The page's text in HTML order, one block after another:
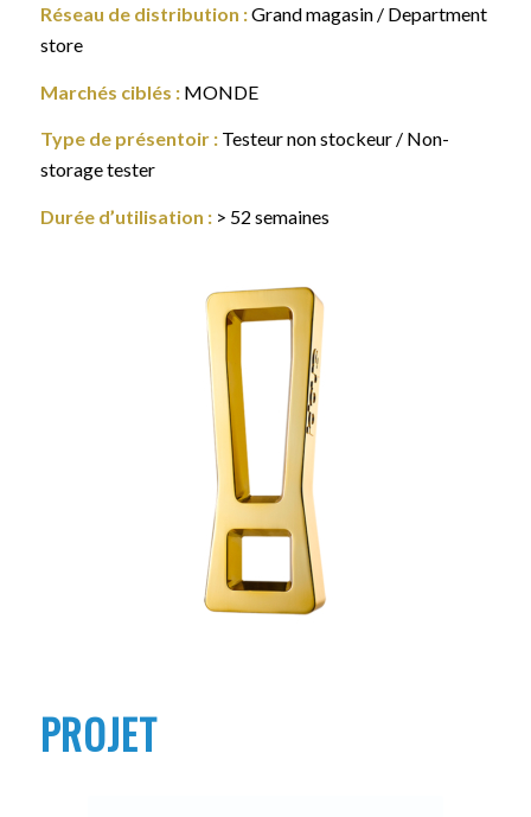
Réseau de distribution :Grand magasin / Department
store
Marchés ciblés :MONDE
Type de présentoir :Testeur non stockeur / Non-
storage tester
Durée d’utilisation :> 52 semaines
PROJET